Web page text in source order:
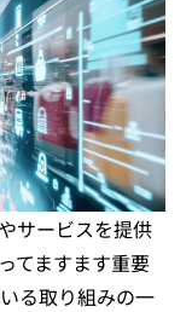
サービスを提供
てますます重要
る取り組みの一